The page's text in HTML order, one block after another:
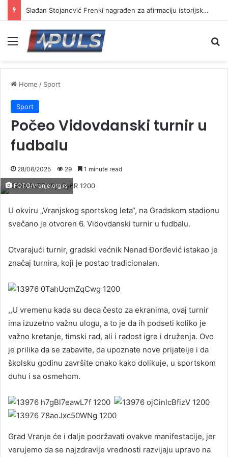
Slаđan Stojanović Frenki nagrađen za afirmaciju istorijskog nasleđa na „Vrmdža festu“
Menu
Home / Sport
Sport
Počeo Vidovdanski turnir u
fudbalu
28/06/2025 29 1 minute read
FOTO/vranje.org.rs
U okviru „Vranjskog sportskog leta“, na Gradskom stadionu
svečano je otvoren 6. Vidovdanski turnir u fudbalu.
Otvarajući turnir, gradski većnik Nenad Đorđević istakao je
značaj turnira, koji je postao tradicionalan.
,,U vremenu kada su deca često za ekranima, ovaj turnir
ima izuzetno važnu ulogu, a to je da ih podseti koliko je
važno kretanje, timski rad, ali i radost igre i druženja. Ovo
je prilika da se zabavite, da upoznate nove prijatelje i da
školsku godinu završite onako kako dolikuje, u sportskom
duhu i sa osmehom.
Grad Vranje će i dalje podržavati ovakve manifestacije, jer
verujemo da se najzdravije vrednosti razvijaju upravo na